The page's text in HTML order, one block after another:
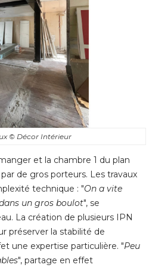
© Décor Intérieur
et la chambre 1 du plan
de gros porteurs. Les travaux
technique : "On a vite
un gros boulot", se
La création de plusieurs IPN
préserver la stabilité de